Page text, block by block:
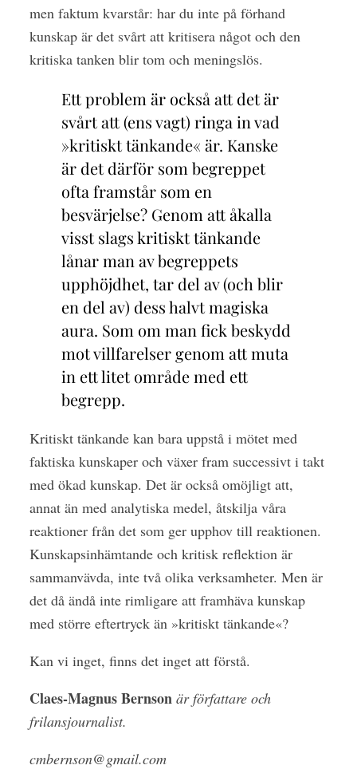
men faktum kvarstår: har du inte på förhand
kunskap är det svårt att kritisera något och den
kritiska tanken blir tom och meningslös.
Ett problem är också attdet är
svårt att (ens vagt) ringa in vad
»kritiskt tänkande« är. Kanske
är det därför som begreppet
ofta framstår som en
besvärjelse? Genom att åkalla
visst slags kritiskt tänkande
lånar man av begreppets
upphöjdhet, tar del av (och blir
en del av) dess halvt magiska
aura. Som om man fick beskydd
mot villfarelser genom att muta
in ett litet område med ett
begrepp.
Kritiskt tänkande kan bara uppstå i mötet med
faktiska kunskaper och växer fram successivt i takt
med ökad kunskap. Det är också omöjligt att,
annat än med analytiska medel, åtskilja våra
reaktioner från det som ger upphov till reaktionen.
Kunskapsinhämtande och kritisk reflektion är
sammanvävda, inte två olika verksamheter. Men är
det då ändå inte rimligare att framhäva kunskap
med större eftertryck än »kritiskt tänkande«?
Kan vi inget, finns det inget att förstå.
Claes-Magnus Bernsonär författare och
frilansjournalist.
cmbernson@gmail.com